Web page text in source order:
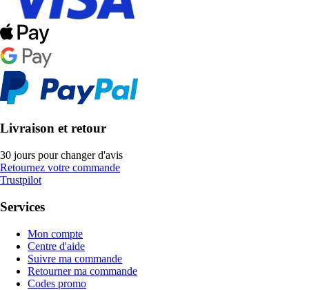
Livraison et retour
30 jours pour changer d'avis
Retournez votre commande
Trustpilot
Services
Mon compte
Centre d'aide
Suivre ma commande
Retourner ma commande
Codes promo